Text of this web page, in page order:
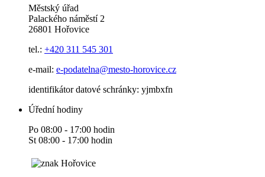
Městský úřad
Palackého náměstí 2
26801 Hořovice
tel.: +420 311 545 301
e-mail: e-podatelna@mesto-horovice.cz
identifikátor datové schránky: yjmbxfn
Úřední hodiny
Po 08:00 - 17:00 hodin
St 08:00 - 17:00 hodin